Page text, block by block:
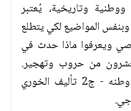
ووطنية وتاريخية، يُعتبر
وبنفس المواضيع لكي يتطلع
ويعرفوا ماذا حدث في
من حروب وتهجير.
كتاب غريب في وطنه - ج2 تأليف الخوري